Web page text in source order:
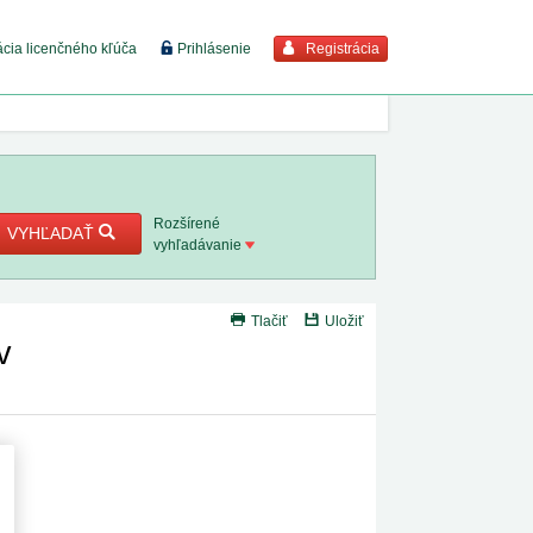
licenčného kľúča Prihlásenie Registrácia
viac
8. 2026
VYHĽADAŤ
Rozšírené
vyhľadávanie
Tlačiť
Uložiť